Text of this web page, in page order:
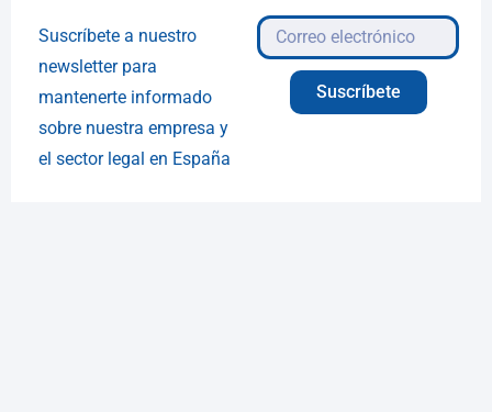
Suscríbete a nuestro
newsletter para
mantenerte informado
sobre nuestra empresa y
el sector legal en España
Suscríbete